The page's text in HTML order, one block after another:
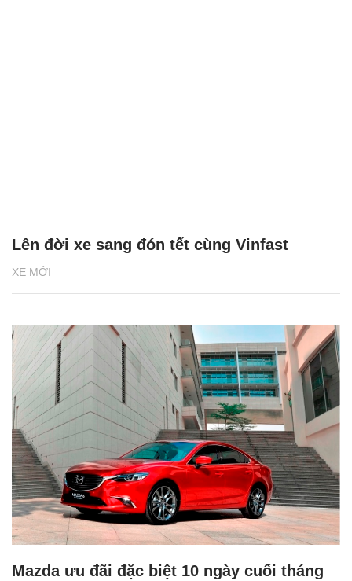
XE MỚI
Lên đời xe sang đón tết cùng Vinfast
Mazda ưu đãi đặc biệt 10 ngày cuối tháng